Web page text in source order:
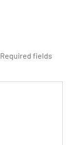
Required fields